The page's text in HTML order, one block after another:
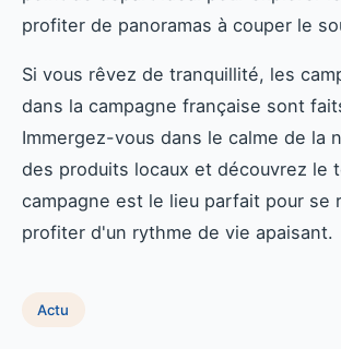
profiter de panoramas à couper le
Si vous rêvez de tranquillité, les
dans la campagne française sont
Immergez-vous dans le calme de la
des produits locaux et découvrez le
campagne est le lieu parfait pour se
profiter d'un rythme de vie apaisant.
Actu